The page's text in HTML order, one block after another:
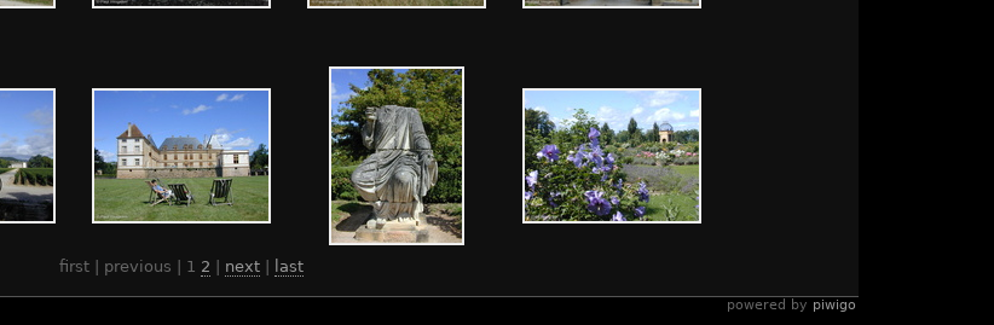
first | previous | 1 2 next last
powered by piwigo